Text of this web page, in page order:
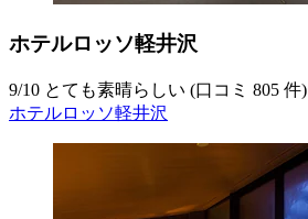
ホテルロッソ軽井沢
9/10 とても素晴らしい (口コミ 805 件)
ホテルロッソ軽井沢